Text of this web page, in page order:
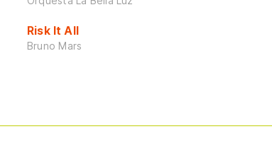
Risk It All
Bruno Mars